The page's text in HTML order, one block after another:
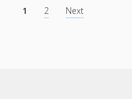
Navigation
1 2 Next